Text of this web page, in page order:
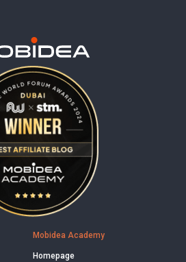
Mobidea Academy
Homepage